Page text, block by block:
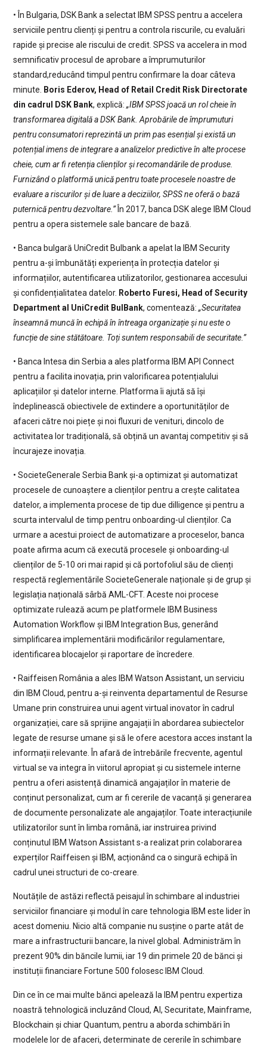
• În Bulgaria, DSK Bank a selectat IBM SPSS pentru a accelera
serviciile pentru clienți și pentru a controla riscurile, cu evaluări
rapide și precise ale riscului de credit. SPSS va accelera in mod
semnificativ procesul de aprobare a împrumuturilor
standard,reducând timpul pentru confirmare la doar câteva
minute.
Boris Ederov, Head of Retail Credit Risk Directorate
din cadrul DSK Bank, explică: „IBM SPSS joacă un rol cheie în
transformarea digitală a DSK Bank. Aprobările de împrumuturi
pentru consumatori reprezintă un prim pas esențial și există un
potențial imens de integrare a analizelor predictive în alte procese
cheie, cum ar fi retenția clienților și recomandările de produse.
Furnizând o platformă unică pentru toate procesele noastre de
evaluare a riscurilor și de luare a deciziilor, SPSS ne oferă o bază
puternică pentru dezvoltare.”În 2017, banca DSK alege IBM Cloud
pentru a opera sistemele sale bancare de bază.
• Banca bulgară UniCredit Bulbank a apelat la IBM Security
pentru a-și îmbunătăți experiența în protecția datelor și
informațiilor, autentificarea utilizatorilor, gestionarea accesului
și confidențialitatea datelor. Roberto Furesi, Head of Security
Department al UniCredit BulBank, comentează: „Securitatea
înseamnă muncă în echipă în întreaga organizație și nu este o
funcție de sine stătătoare. Toți suntem responsabili de securitate.”
• Banca Intesa din Serbia a ales platforma IBM API Connect
pentru a facilita inovația, prin valorificarea potențialului
aplicațiilor și datelor interne. Platforma îi ajută să își
îndeplinească obiectivele de extindere a oportunităților de
afaceri către noi piețe și noi fluxuri de venituri, dincolo de
activitatea lor tradițională, să obțină un avantaj competitiv și să
încurajeze inovația.
• SocieteGenerale Serbia Bank și-a optimizat și automatizat
procesele de cunoaștere a clienților pentru a crește calitatea
datelor, a implementa procese de tip due dilligence și pentru a
scurta intervalul de timp pentru onboarding-ul clienților. Ca
urmare a acestui proiect de automatizare a proceselor, banca
poate afirma acum că execută procesele și onboarding-ul
clienților de 5-10 ori mai rapid și că portofoliul său de clienți
respectă reglementările SocieteGenerale naționale și de grup și
legislația națională sârbă AML-CFT. Aceste noi procese
optimizate rulează acum pe platformele IBM Business
Automation Workflow și IBM Integration Bus, generând
simplificarea implementării modificărilor regulamentare,
identificarea blocajelor și raportare de încredere.
• Raiffeisen România a ales IBM Watson Assistant, un serviciu
din IBM Cloud, pentru a-și reinventa departamentul de Resurse
Umane prin construirea unui agent virtual inovator în cadrul
organizației, care să sprijine angajații în abordarea subiectelor
legate de resurse umane și să le ofere acestora acces instant la
informații relevante. În afară de întrebările frecvente, agentul
virtual se va integra în viitorul apropiat și cu sistemele interne
pentru a oferi asistență dinamică angajaților în materie de
conținut personalizat, cum ar fi cererile de vacanță și generarea
de documente personalizate ale angajaților. Toate interacțiunile
utilizatorilor sunt în limba română, iar instruirea privind
conținutul IBM Watson Assistant s-a realizat prin colaborarea
experților Raiffeisen și IBM, acționând ca o singură echipă în
cadrul unei structuri de co-creare.
Noutățile de astăzi reflectă peisajul în schimbare al industriei
serviciilor financiare și modul în care tehnologia IBM este lider în
acest domeniu. Nicio altă companie nu susține o parte atât de
mare a infrastructurii bancare, la nivel global. Administrăm în
prezent 90% din băncile lumii, iar 19 din primele 20 de bănci și
instituții financiare Fortune 500 folosesc IBM Cloud.
Din ce în ce mai multe bănci apelează la IBM pentru expertiza
noastră tehnologică incluzând Cloud, AI, Securitate, Mainframe,
Blockchain și chiar Quantum, pentru a aborda schimbări în
modelele lor de afaceri, determinate de cererile în schimbare